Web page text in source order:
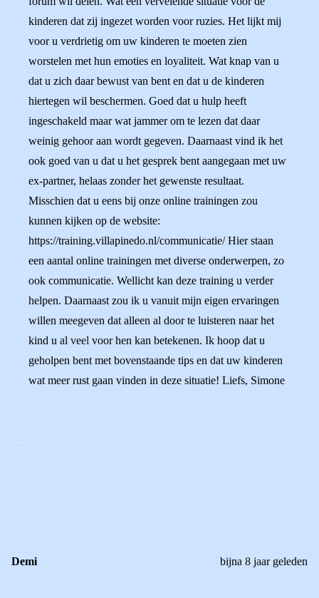
kinderen dat zij ingezet worden voor ruzies. Het lijkt mij
voor u verdrietig om uw kinderen te moeten zien
worstelen met hun emoties en loyaliteit. Wat knap van u
dat u zich daar bewust van bent en dat u de kinderen
hiertegen wil beschermen. Goed dat u hulp heeft
ingeschakeld maar wat jammer om te lezen dat daar
weinig gehoor aan wordt gegeven. Daarnaast vind ik het
ook goed van u dat u het gesprek bent aangegaan met uw
ex-partner, helaas zonder het gewenste resultaat.
Misschien dat u eens bij onze online trainingen zou
kunnen kijken op de website:
https://training.villapinedo.nl/communicatie/ Hier staan
een aantal online trainingen met diverse onderwerpen, zo
ook communicatie. Wellicht kan deze training u verder
helpen. Daarnaast zou ik u vanuit mijn eigen ervaringen
willen meegeven dat alleen al door te luisteren naar het
kind u al veel voor hen kan betekenen. Ik hoop dat u
geholpen bent met bovenstaande tips en dat uw kinderen
wat meer rust gaan vinden in deze situatie! Liefs, Simone
Demi bijna 8 jaar geleden